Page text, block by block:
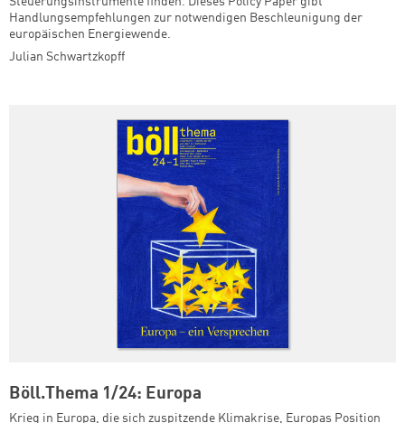
Handlungsempfehlungen zur notwendigen Beschleunigung der
europäischen Energiewende.
Julian Schwartzkopff
Böll.Thema 1/24: Europa
Krieg in Europa, die sich zuspitzende Klimakrise, Europas Position